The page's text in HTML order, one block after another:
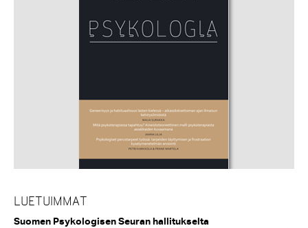
LUETUIMMAT
Suomen Psykologisen Seuran hallitukselta